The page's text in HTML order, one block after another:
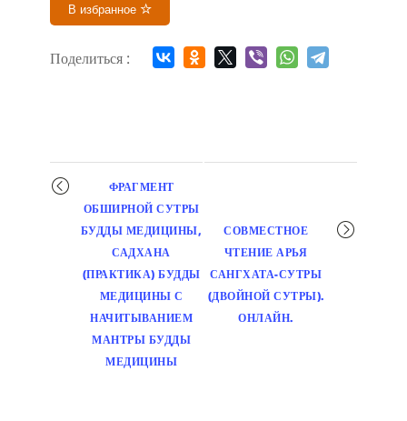
В избранное
Поделиться :
Мероприятие
навигация
ФРАГМЕНТ
ОБШИРНОЙ СУТРЫ
БУДДЫ МЕДИЦИНЫ,
САДХАНА
(ПРАКТИКА) БУДДЫ
МЕДИЦИНЫ С
НАЧИТЫВАНИЕМ
МАНТРЫ БУДДЫ
МЕДИЦИНЫ
СОВМЕСТНОЕ
ЧТЕНИЕ АРЬЯ
САНГХАТА-СУТРЫ
(ДВОЙНОЙ СУТРЫ).
ОНЛАЙН.